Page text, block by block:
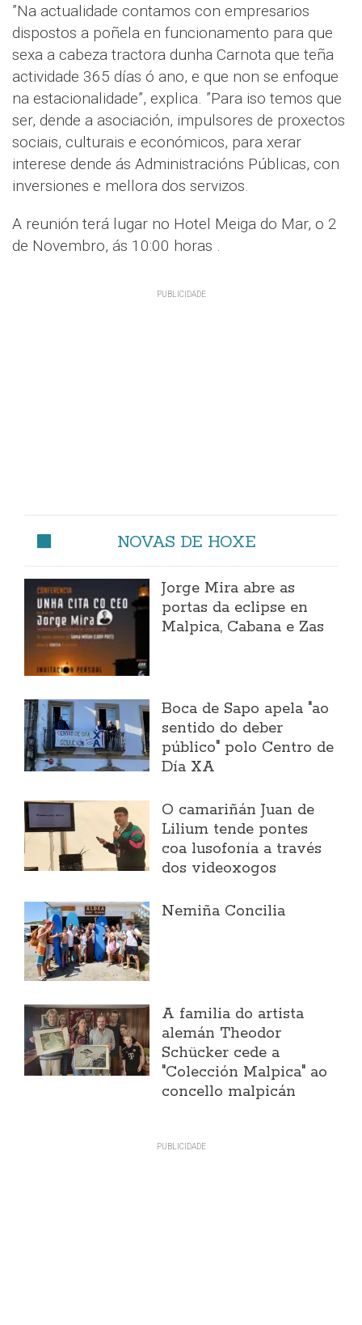
”Na actualidade contamos con empresarios
dispostos a poñela en funcionamento para que
sexa a cabeza tractora dunha Carnota que teña
actividade 365 días ó ano, e que non se enfoque
na estacionalidade”, explica. ”Para iso temos que
ser, dende a asociación, impulsores de proxectos
sociais, culturais e económicos, para xerar
interese dende ás Administracións Públicas, con
inversiones e mellora dos servizos.
A reunión terá lugar no Hotel Meiga do Mar, o 2
de Novembro, ás 10:00 horas .
NOVAS DE HOXE
Jorge Mira abre as
portas da eclipse en
Malpica, Cabana e Zas
Boca de Sapo apela "ao
sentido do deber
público" polo Centro de
Día XA
O camariñán Juan de
Lilium tende pontes
coa lusofonía a través
dos videoxogos
Nemiña Concilia
A familia do artista
alemán Theodor
Schücker cede a
"Colección Malpica" ao
concello malpicán